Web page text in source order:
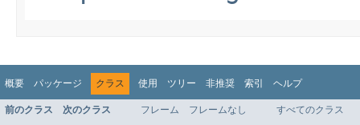
概要 パッケージ クラス 使用 ツリー 非推奨 索引 ヘルプ
前のクラス 次のクラス フレーム フレームなし
すべてのクラス